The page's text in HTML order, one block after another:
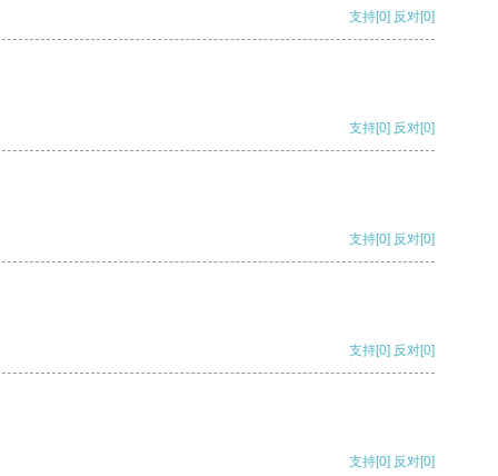
支持[0] 反对[0]
支持[0] 反对[0]
支持[0] 反对[0]
支持[0] 反对[0]
支持[0] 反对[0]